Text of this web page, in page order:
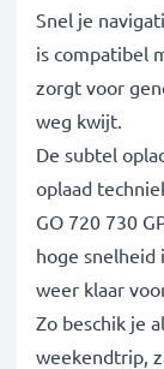
Snel je
is compatibel
zorgt voor
weg kwijt.
De subtel
oplaad
GO 720 730
hoge snelheid
weer klaar
Zo beschik je
weekendtrip,